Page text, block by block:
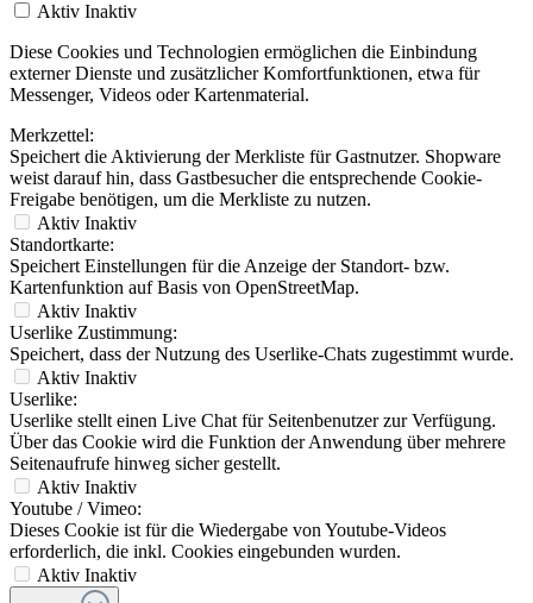
Aktiv Inaktiv
Diese Cookies und Technologien ermöglichen die Einbindung
externer Dienste und zusätzlicher Komfortfunktionen, etwa für
Messenger, Videos oder Kartenmaterial.
Merkzettel:
Speichert die Aktivierung der Merkliste für Gastnutzer. Shopware
weist darauf hin, dass Gastbesucher die entsprechende Cookie-
Freigabe benötigen, um die Merkliste zu nutzen.
Aktiv Inaktiv
Standortkarte:
Speichert Einstellungen für die Anzeige der Standort- bzw.
Kartenfunktion auf Basis von OpenStreetMap.
Aktiv Inaktiv
Userlike Zustimmung:
Speichert, dass der Nutzung des Userlike-Chats zugestimmt wurde.
Aktiv Inaktiv
Userlike:
Userlike stellt einen Live Chat für Seitenbenutzer zur Verfügung.
Über das Cookie wird die Funktion der Anwendung über mehrere
Seitenaufrufe hinweg sicher gestellt.
Aktiv Inaktiv
Youtube / Vimeo:
Dieses Cookie ist für die Wiedergabe von Youtube-Videos
erforderlich, die inkl. Cookies eingebunden wurden.
Aktiv Inaktiv